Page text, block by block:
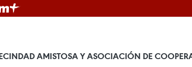
AMISTOSA Y ASOCIACIÓN DE